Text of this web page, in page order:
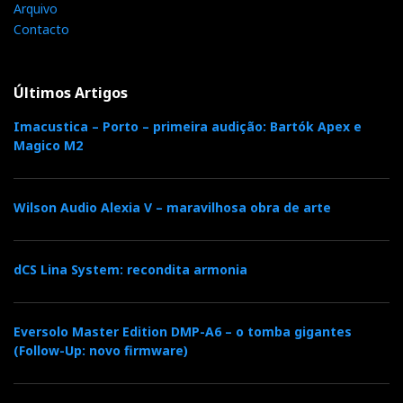
Sonoro Stream - Elite - Relax, para ouvir no quarto
O que mais encantou o Pedro Henriques no stand da
cuidadosamente planeado para destacar a filosofia de
integração da marca entre som, ‘design’ e estilo de
vida (doméstico e profissional)
Arquivo
Contacto
Últimos Artigos
Imacustica – Porto – primeira audição: Bartók Apex e
Magico M2
Wilson Audio Alexia V – maravilhosa obra de arte
dCS Lina System: recondita armonia
Eversolo Master Edition DMP-A6 – o tomba gigantes
(Follow-Up: novo firmware)